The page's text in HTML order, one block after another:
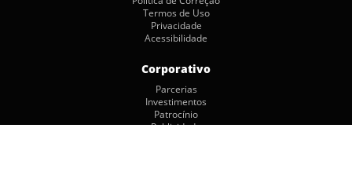
Termos de Uso
Privacidade
Acessibilidade
Corporativo
Parcerias
Investimentos
Patrocínio
Publicidade